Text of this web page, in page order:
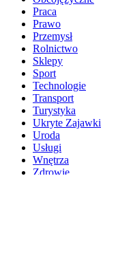
Praca
Prawo
Przemysł
Rolnictwo
Sklepy
Sport
Technologie
Transport
Turystyka
Ukryte Zajawki
Uroda
Usługi
Wnętrza
Zdrowie